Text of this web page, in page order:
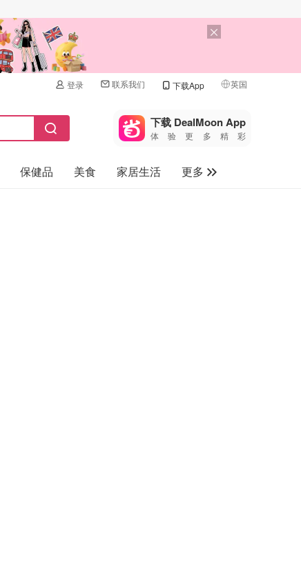
登录 联系我们 下载App 英国
🇺🇸
🇨🇳 中国
🇨🇦加拿大
下载 DealMoon App
体验更多精彩
保健品 美食 家居生活
更多